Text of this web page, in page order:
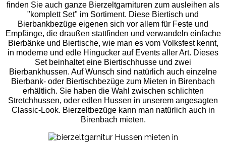
finden Sie auch ganze Bierzeltgarnituren zum ausleihen als
"komplett Set" im Sortiment. Diese Biertisch und
Bierbankbezüge eigenen sich vor allem für Feste und
Empfänge, die draußen stattfinden und verwandeln einfache
Bierbänke und Biertische, wie man es vom Volksfest kennt,
in moderne und edle Hingucker auf Events aller Art. Dieses
Set beinhaltet eine Biertischhusse und zwei
Bierbankhussen. Auf Wunsch sind natürlich auch einzelne
Bierbank- oder Biertischbezüge zum Mieten in Birenbach
erhältlich. Sie haben die Wahl zwischen schlichten
Stretchhussen, oder edlen Hussen in unserem angesagten
Classic-Look. Bierzeltbezüge kann man natürlich auch in
Birenbach mieten.